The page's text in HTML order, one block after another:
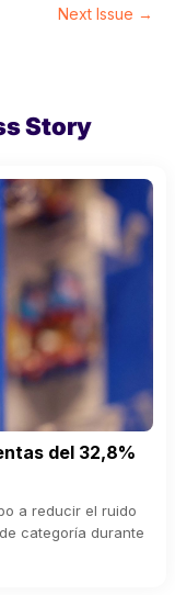
Next Issue →
Story
del 32,8%
a reducir el ruido
categoría durante